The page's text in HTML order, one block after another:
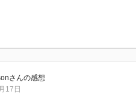
さんの感想
17日